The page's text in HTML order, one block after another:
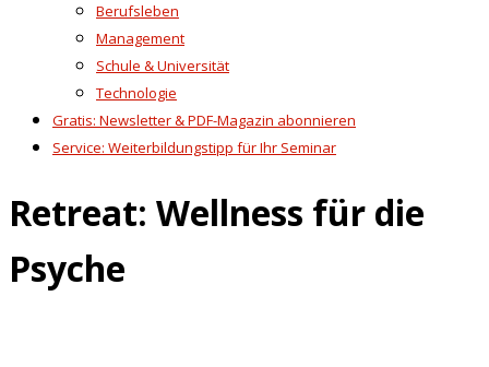
Berufsleben
Management
Schule & Universität
Technologie
Gratis: Newsletter & PDF-Magazin abonnieren
Service: Weiterbildungstipp für Ihr Seminar
Retreat: Wellness für die
Psyche